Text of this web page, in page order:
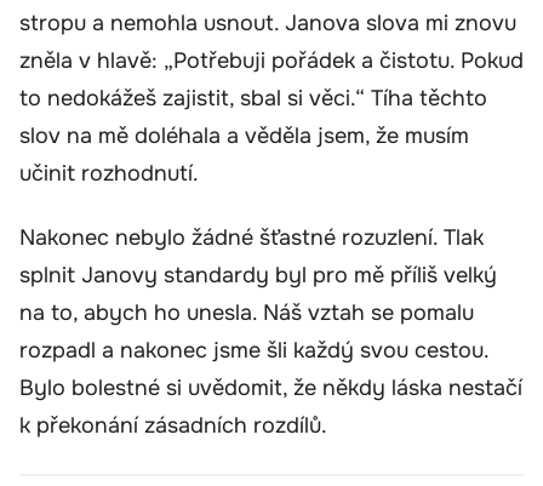
stropu a nemohla usnout. Janova slova mi znovu
zněla v hlavě: „Potřebuji pořádek a čistotu. Pokud
to nedokážeš zajistit, sbal si věci.“ Tíha těchto
slov na mě doléhala a věděla jsem, že musím
učinit rozhodnutí.
Nakonec nebylo žádné šťastné rozuzlení. Tlak
splnit Janovy standardy byl pro mě příliš velký
na to, abych ho unesla. Náš vztah se pomalu
rozpadl a nakonec jsme šli každý svou cestou.
Bylo bolestné si uvědomit, že někdy láska nestačí
k překonání zásadních rozdílů.